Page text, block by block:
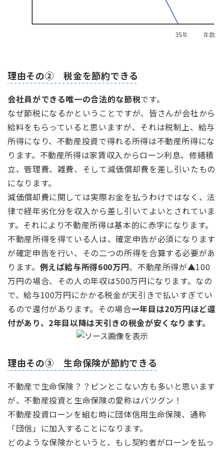
理由その② 税金を節約できる
会社員ができる唯一の合法的な節税です。
なぜ節税になるかということですが、皆さんが会社から
給料をもらっていると思いますが、それは税制上、給与
所得になり、不動産投資で得れる所得は不動産所得にな
ります。不動産所得は家賃収入からローン利息、修繕積
立、管理費、雑費、そして減価償却費を差し引いたもの
になります。
減価償却費に関しては実際お金を払うわけではなく、法
律で経年劣化分を収入から差し引いてよいとされていま
す。それにより不動産所得は基本的に赤字になります。
不動産所得を得ている人は、確定申告が必須になります
が確定申告を行い、その二つの所得を合算する必要があ
ります。 例えば給与所得600万円、不動産所得が▲100
万円の場合、その人の年収は500万円になります。なの
で、給与100万円にかかる税金が天引きで払いすぎてい
るので還付があります。その場合一年目は20万円ほど還
付があり、2年目以降は天引きの税金が安くなります。
理由その③ 生命保険が節約できる
不動産で生命保険？？ピンとこない方も多いと思います
が、不動産投資と生命保険の愛称はバツグン！
不動産投資ローンを組む時に団体信用生命保険、通称
「団信」に加入することになります。
どのような保険かというと、もし契約者がローンを払っ